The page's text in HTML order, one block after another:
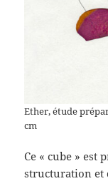
Ether, étude
cm
Ce « cube » est
structuration et